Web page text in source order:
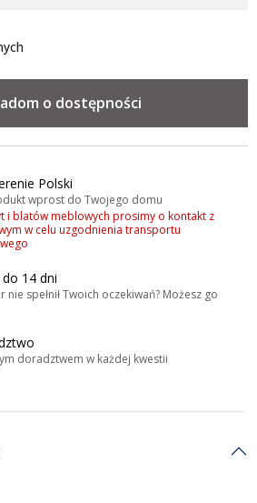
o dostępności
Polski
wprost do Twojego domu
i blatów meblowych prosimy o kontakt z
w celu uzgodnienia transportu
14 dni
spełnił Twoich oczekiwań? Możesz go
doradztwem w każdej kwestii